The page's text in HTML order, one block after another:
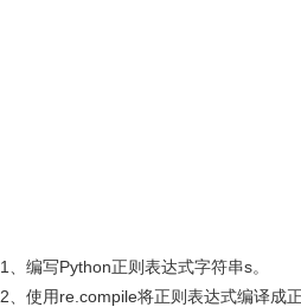
1、编写Python正则表达式字符串s。
2、使用re.compile将正则表达式编译成